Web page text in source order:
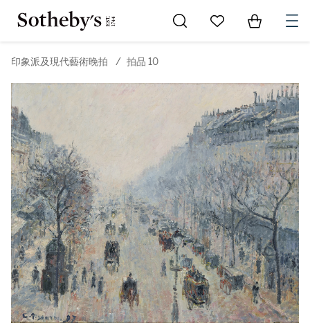
Go to My Favorites
Items in
印象派及現代藝術晚拍 / 拍品 10